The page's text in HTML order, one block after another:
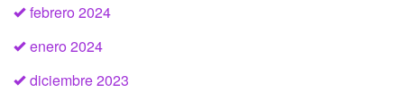
febrero 2024
enero 2024
diciembre 2023